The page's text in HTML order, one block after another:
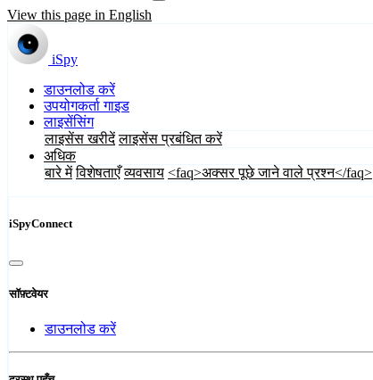
View this page in English
iSpy
डाउनलोड करें
उपयोगकर्ता गाइड
लाइसेंसिंग
लाइसेंस खरीदें लाइसेंस प्रबंधित करें
अधिक
बारे में विशेषताएँ व्यवसाय <faq>अक्सर पूछे जाने वाले प्रश्न</faq>
iSpyConnect
सॉफ़्टवेयर
डाउनलोड करें